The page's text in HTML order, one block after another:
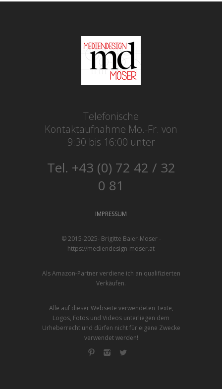
Telefonische
Kontaktaufnahme Mo.-Fr. von
9:30 bis 16:00 unter
Tel. +43 (0) 72 42 / 32
0 81
IMPRESSUM
© 2015-2025- Brigitte Baier-Moser -
https://mediendesign-moser.at
Als Amazon-Partner verdiene ich an qualifizierten
Verkäufen.
Alle auf dieser Webseite verwendeten Texte,
Logos, Fotos und Videos unterliegen dem
Urheberrecht und dürfen nicht für eigene Zwecke
verwendet werden!